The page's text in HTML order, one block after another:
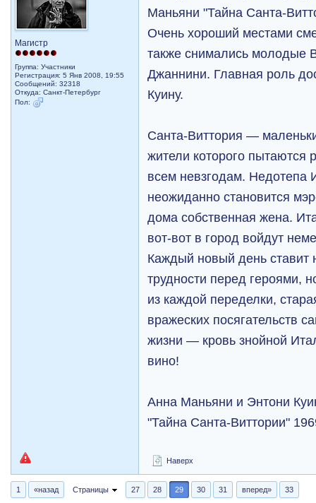
Магистр
Группа: Участники
Регистрация: 5 Янв 2008, 19:55
Сообщений: 32318
Откуда: Санкт-Петербург
Пол:
Маньяни "Тайна Санта-
Очень хороший местами
также снимались молодые
Джаннини. Главная роль
Куину.
Санта-Виттория —
жители которого пытаются
всем невзгодам. Недотепа
неожиданно становится
дома собственная жена.
вот-вот в город войдут
Каждый новый день ставит
трудности перед героями,
из каждой переделки,
вражеских посягательств
жизни — кровь знойной
вино!
Анна Маньяни и Энтони
"Тайна Санта-Виттории"
Наверх
1 «назад Страницы 27 28 29 30 31 вперед» 33